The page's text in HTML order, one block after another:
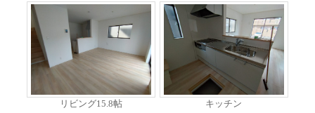
リビング15.8帖 キッチン